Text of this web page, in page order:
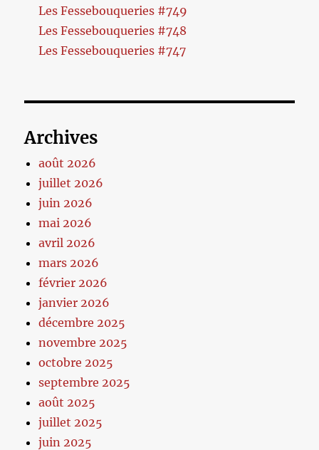
Les Fessebouqueries #749
Les Fessebouqueries #748
Les Fessebouqueries #747
Archives
août 2026
juillet 2026
juin 2026
mai 2026
avril 2026
mars 2026
février 2026
janvier 2026
décembre 2025
novembre 2025
octobre 2025
septembre 2025
août 2025
juillet 2025
juin 2025